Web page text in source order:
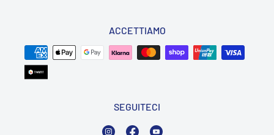
ACCETTIAMO
SEGUITECI
InstagramFacebook